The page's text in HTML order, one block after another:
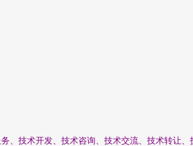
、技术开发、技术咨询、技术交流、技术转让